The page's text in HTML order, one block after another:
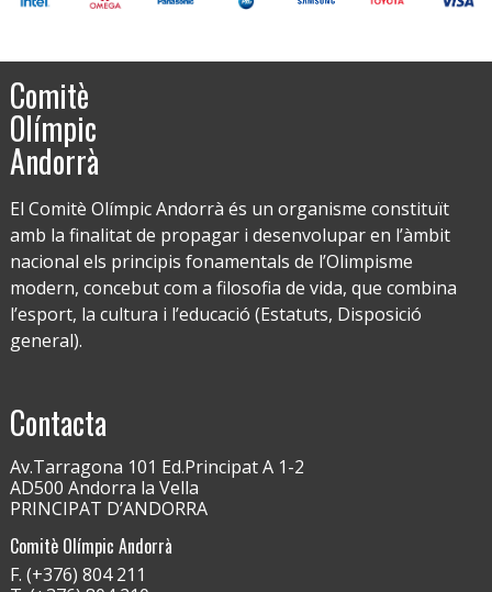
Comitè
Olímpic
Andorrà
El Comitè Olímpic Andorrà és un organisme constituït
amb la finalitat de propagar i desenvolupar en l’àmbit
nacional els principis fonamentals de l’Olimpisme
modern, concebut com a filosofia de vida, que combina
l’esport, la cultura i l’educació (Estatuts, Disposició
general).
Contacta
Av.Tarragona 101 Ed.Principat A 1-2
AD500 Andorra la Vella
PRINCIPAT D’ANDORRA
Comitè Olímpic Andorrà
F. (+376) 804 211